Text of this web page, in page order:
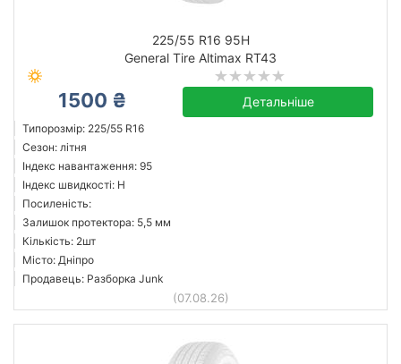
225/55 R16 95H
General Tire Altimax RT43
1500 ₴ Детальніше
Типорозмір: 225/55 R16
Сезон: літня
Індекс навантаження: 95
Індекс швидкості: H
Посиленість:
Залишок протектора: 5,5 мм
Кількість: 2шт
Місто: Дніпро
Продавець: Разборка Junk
(07.08.26)